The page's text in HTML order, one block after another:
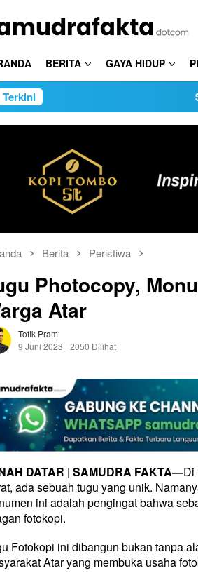
BERITA GAYA HIDUP
Terkini Satpol PP
Berita Peristiwa
Photocopy,
Atar
Tofik Pram
9 Juni 2023
2050 Dilihat
DATAR | SAMUDRA FAKTA—Di
ada sebuah tugu yang unik.
ini adalah pengingat bahwa
fotokopi.
Fotokopi ini dibangun bukan tanpa
Atar yang membuka usaha